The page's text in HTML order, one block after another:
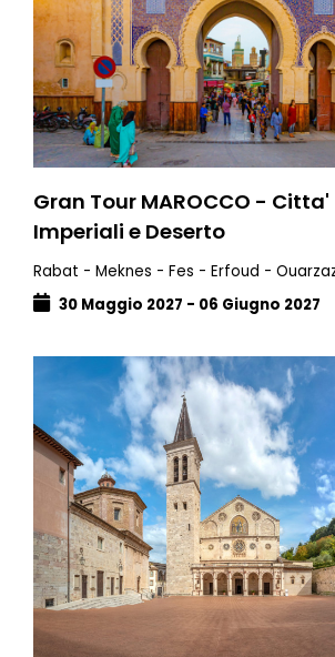
Gran Tour MAROCCO - Citta'
Imperiali e Deserto
Rabat - Meknes - Fes - Erfoud -
30 Maggio 2027 - 06 Giugno 2027